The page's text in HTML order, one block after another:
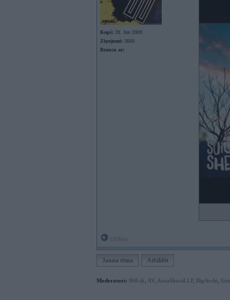
Kopš: 28. Jun 2009
Ziņojumi: 3660
Braucu ar:
Jauna tēma Atbildēt
Moderatori: 968-jk AV AiwaShuraLLP, BigArchi